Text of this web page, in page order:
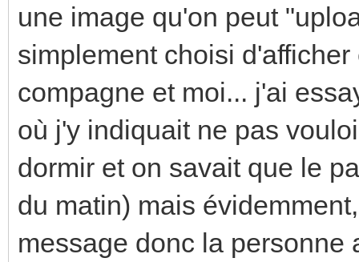
une image qu'on peut
simplement choisi
compagne et moi... j'ai
où j'y indiquait ne pas
dormir et on savait que le
du matin) mais
message donc la personne